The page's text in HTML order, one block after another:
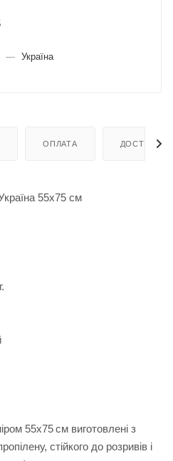
— Україна
ОПЛАТА ДОСТАВКА
55х75 см
55х75 см виготовлені з
стійкого до розривів і